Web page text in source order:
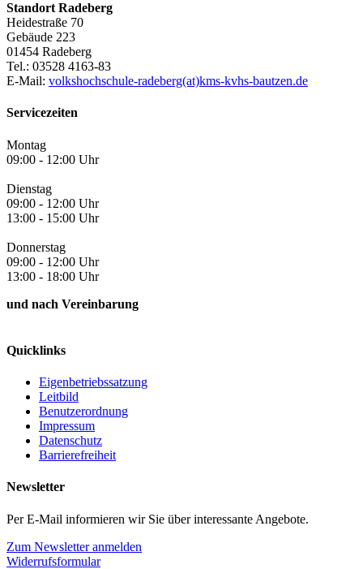
Standort Radeberg
Heidestraße 70
Gebäude 223
01454 Radeberg
Tel.: 03528 4163-83
E-Mail: volkshochschule-radeberg(at)kms-kvhs-bautzen.de
Servicezeiten
Montag
09:00 - 12:00 Uhr
Dienstag
09:00 - 12:00 Uhr
13:00 - 15:00 Uhr
Donnerstag
09:00 - 12:00 Uhr
13:00 - 18:00 Uhr
und nach Vereinbarung
Quicklinks
Eigenbetriebssatzung
Leitbild
Benutzerordnung
Impressum
Datenschutz
Barrierefreiheit
Newsletter
Per E-Mail informieren wir Sie über interessante Angebote.
Zum Newsletter anmelden
Widerrufsformular